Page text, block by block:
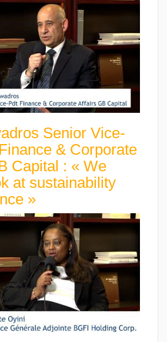
Senior Vice-
& Corporate
Capital : « We
at sustainability
»